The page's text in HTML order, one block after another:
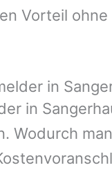
Vorteil
in
in
Wodurch